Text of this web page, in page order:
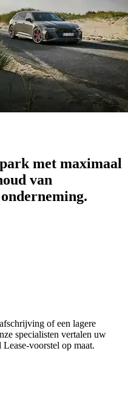
met maximaal
van
of een lagere
specialisten vertalen uw
voorstel op maat.